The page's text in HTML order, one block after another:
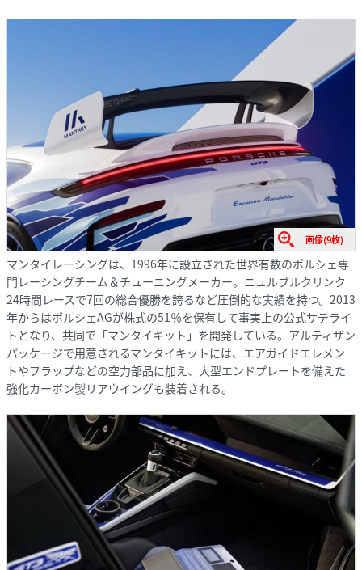
画像(9枚)
マンタイレーシングは、1996年に設立された世界有数のポルシェ専
門レーシングチーム＆チューニングメーカー。ニュルブルクリンク
24時間レースで7回の総合優勝を誇るなど圧倒的な実績を持つ。2013
年からはポルシェAGが株式の51％を保有して事実上の公式サテライ
トとなり、共同で「マンタイキット」を開発している。アルティザン
パッケージで用意されるマンタイキットには、エアガイドエレメン
トやフラップなどの空力部品に加え、大型エンドプレートを備えた
強化カーボン製リアウイングも装着される。